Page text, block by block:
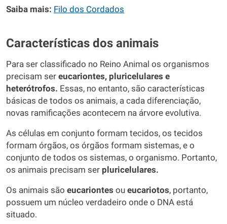
Saiba mais: Filo dos Cordados
Características dos animais
Para ser classificado no Reino Animal os organismos
precisam ser eucariontes, pluricelulares e
heterótrofos. Essas, no entanto, são características
básicas de todos os animais, a cada diferenciação,
novas ramificações acontecem na árvore evolutiva.
As células em conjunto formam tecidos, os tecidos
formam órgãos, os órgãos formam sistemas, e o
conjunto de todos os sistemas, o organismo. Portanto,
os animais precisam ser pluricelulares.
Os animais são eucariontes ou eucariotos, portanto,
possuem um núcleo verdadeiro onde o DNA está
situado.